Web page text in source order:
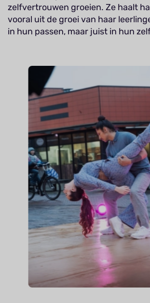
zelfvertrouwen groeien. Ze haalt
vooral uit de groei van haar
in hun passen, maar juist in hun